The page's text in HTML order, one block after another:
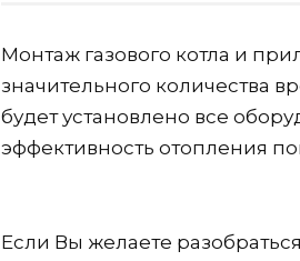
Монтаж газового котла и
значительного количества
будет установлено все
эффективность отопления
Если Вы желаете